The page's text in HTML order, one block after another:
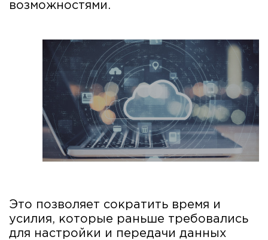
возможностями.
Это позволяет сократить время и
усилия, которые раньше требовались
для настройки и передачи данных